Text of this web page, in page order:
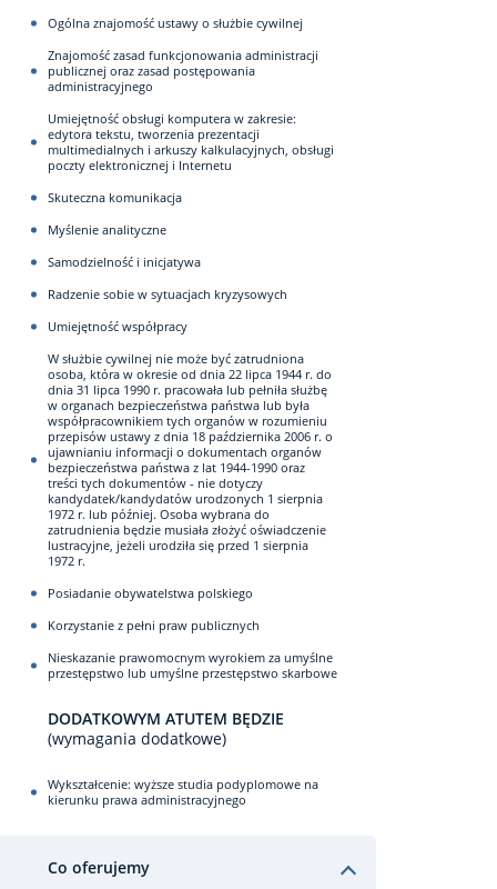
Ogólna znajomość ustawy o służbie cywilnej
Znajomość zasad funkcjonowania administracji
publicznej oraz zasad postępowania
administracyjnego
Umiejętność obsługi komputera w zakresie:
edytora tekstu, tworzenia prezentacji
multimedialnych i arkuszy kalkulacyjnych, obsługi
poczty elektronicznej i Internetu
Skuteczna komunikacja
Myślenie analityczne
Samodzielność i inicjatywa
Radzenie sobie w sytuacjach kryzysowych
Umiejętność współpracy
W służbie cywilnej nie może być zatrudniona
osoba, która w okresie od dnia 22 lipca 1944 r. do
dnia 31 lipca 1990 r. pracowała lub pełniła służbę
w organach bezpieczeństwa państwa lub była
współpracownikiem tych organów w rozumieniu
przepisów ustawy z dnia 18 października 2006 r. o
ujawnianiu informacji o dokumentach organów
bezpieczeństwa państwa z lat 1944-1990 oraz
treści tych dokumentów - nie dotyczy
kandydatek/kandydatów urodzonych 1 sierpnia
1972 r. lub później. Osoba wybrana do
zatrudnienia będzie musiała złożyć oświadczenie
lustracyjne, jeżeli urodziła się przed 1 sierpnia
1972 r.
Posiadanie obywatelstwa polskiego
Korzystanie z pełni praw publicznych
Nieskazanie prawomocnym wyrokiem za umyślne
przestępstwo lub umyślne przestępstwo skarbowe
DODATKOWYM ATUTEM BĘDZIE
(wymagania dodatkowe)
Wykształcenie: wyższe studia podyplomowe na
kierunku prawa administracyjnego
Co oferujemy